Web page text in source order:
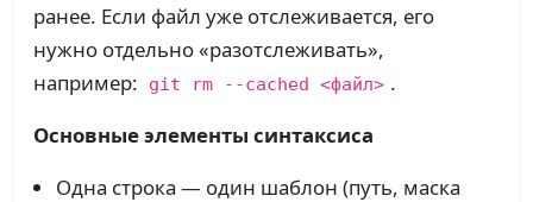
ранее. Если файл уже отслеживается, его
нужно отдельно «разотслеживать»,
например:
git rm --cached <файл> .
Основные элементы синтаксиса
Одна строка — один шаблон (путь, маска